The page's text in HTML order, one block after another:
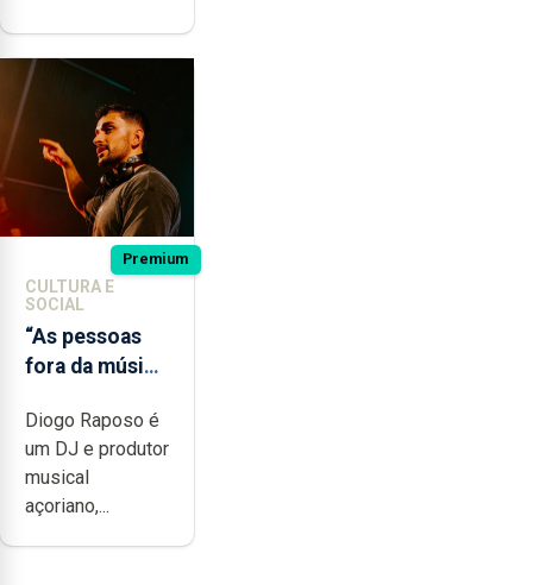
Premium
CULTURA E
SOCIAL
“As pessoas
fora da música
noção do quão
difícil é
produzir uma
música”
Diogo Raposo é
um DJ e produtor
musical
açoriano,...